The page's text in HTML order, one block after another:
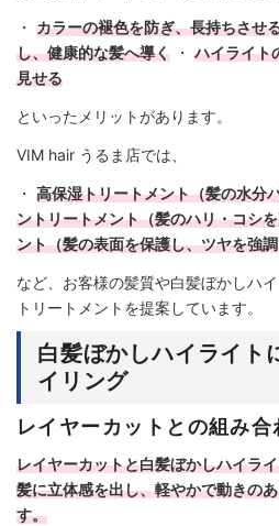
・ カラーの褪色を防ぎ、長持ちさせ
し、健康的な髪へ導く ・ハイライト
見せる
といったメリットがあります。
VIM hair うるま店では、
・ 高保湿トリートメント（髪の水分
ントリートメント（髪のハリ・コシ
ント（髪の表面を保護し、ツヤを強
など、お客様の髪質や白髪ぼかしハ
トリートメントを提案しています。
白髪ぼかしハイライト
イリング
レイヤーカットとの組み合
レイヤーカットと白髪ぼかしハイラ
髪に立体感を出し、軽やかで動きの
す。